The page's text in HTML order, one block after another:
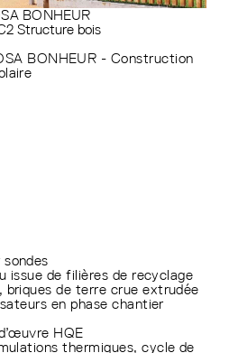
BONHEUR
Structure bois
BONHEUR - Construction
issue de filières de recyclage
de terre crue extrudée
en phase chantier
HQE
thermiques, cycle de